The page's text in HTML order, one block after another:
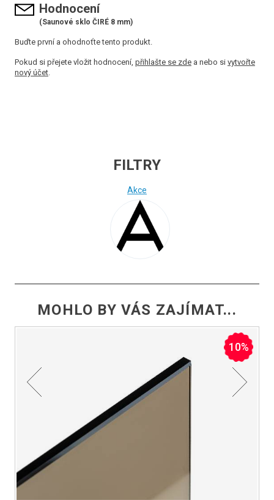
Hodnocení
(Saunové sklo ČIRÉ 8 mm)
Buďte první a ohodnoťte tento produkt.
Pokud si přejete vložit hodnocení, přihlašte se zde a nebo si vytvořte
nový účet
FILTRY
Akce
MOHLO BY VÁS ZAJÍMAT...
10%